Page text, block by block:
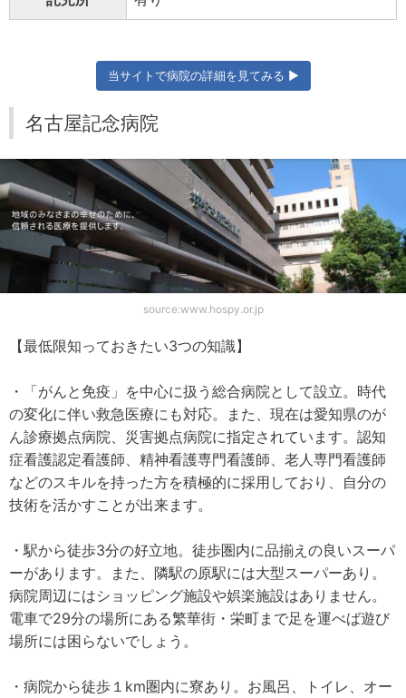
当サイトで病院の詳細を見てみる ▶
名古屋記念病院
source:www.hospy.or.jp
【最低限知っておきたい3つの知識】
・「がんと免疫」を中心に扱う総合病院として設立。時代
の変化に伴い救急医療にも対応。また、現在は愛知県のが
ん診療拠点病院、災害拠点病院に指定されています。認知
症看護認定看護師、精神看護専門看護師、老人専門看護師
などのスキルを持った方を積極的に採用しており、自分の
技術を活かすことが出来ます。
・駅から徒歩3分の好立地。徒歩圏内に品揃えの良いスーパ
ーがあります。また、隣駅の原駅には大型スーパーあり。
病院周辺にはショッピング施設や娯楽施設はありません。
電車で29分の場所にある繁華街・栄町まで足を運べば遊び
場所には困らないでしょう。
・病院から徒歩１km圏内に寮あり。お風呂、トイレ、オー